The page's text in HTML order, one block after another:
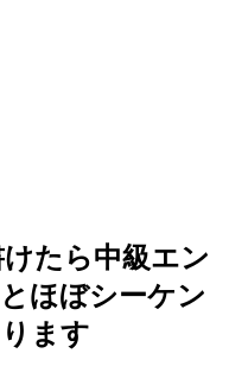
たら中級エン
ほぼシーケン
ます